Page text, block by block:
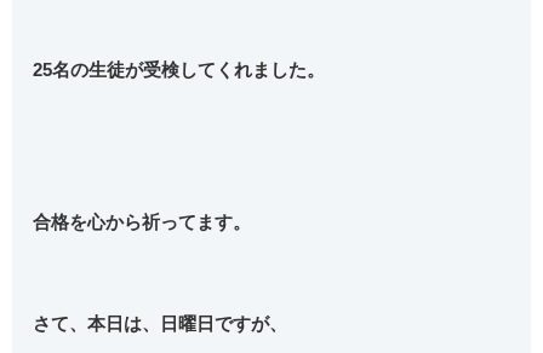
25名の生徒が受検してくれました。
合格を心から祈ってます。
さて、本日は、日曜日ですが、